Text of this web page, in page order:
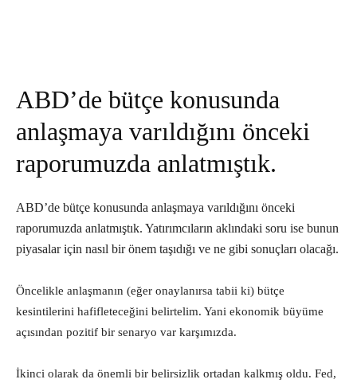
ABD’de bütçe konusunda
anlaşmaya varıldığını önceki
raporumuzda anlatmıştık.
ABD’de bütçe konusunda anlaşmaya varıldığını önceki
raporumuzda anlatmıştık. Yatırımcıların aklındaki soru ise bunun
piyasalar için nasıl bir önem taşıdığı ve ne gibi sonuçları olacağı.
Öncelikle anlaşmanın (eğer onaylanırsa tabii ki) bütçe
kesintilerini hafifleteceğini belirtelim. Yani ekonomik büyüme
açısından pozitif bir senaryo var karşımızda.
İkinci olarak da önemli bir belirsizlik ortadan kalkmış oldu. Fed,